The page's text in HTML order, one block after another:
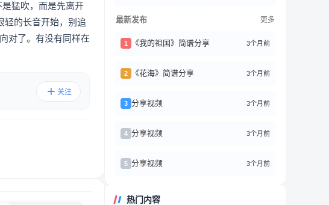
猛吹，而是先离开
轻的长音开始，别追
对了。有没有同样在
关注
最新发布 更多
1 《我的祖国》简谱分享 3个月前
2 《花海》简谱分享 3个月前
3 分享视频 3个月前
4 分享视频 3个月前
5 分享视频 3个月前
热门内容